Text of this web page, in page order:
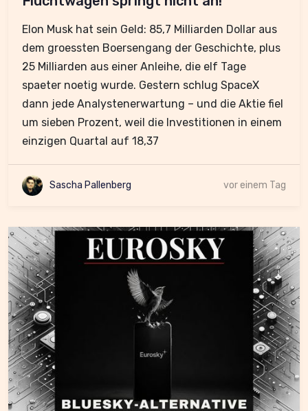
Elon Musk hat sein Geld: 85,7 Milliarden Dollar aus
dem groessten Boersengang der Geschichte, plus
25 Milliarden aus einer Anleihe, die elf Tage
spaeter noetig wurde. Gestern schlug SpaceX
dann jede Analystenerwartung – und die Aktie fiel
um sieben Prozent, weil die Investitionen in einem
einzigen Quartal auf 18,37
Sascha Pallenberg vor einem Tag